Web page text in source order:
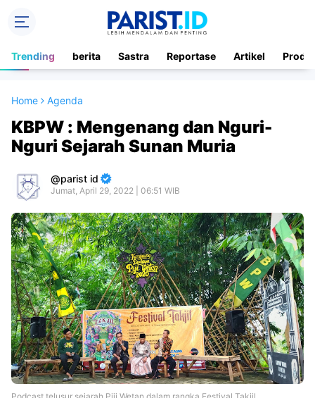
Trending berita Sastra Reportase Artikel
Home Agenda
KBPW : Mengenang dan Nguri-
Nguri Sejarah Sunan Muria
parist id
Jumat, April 29, 2022 | 06:51 WIB